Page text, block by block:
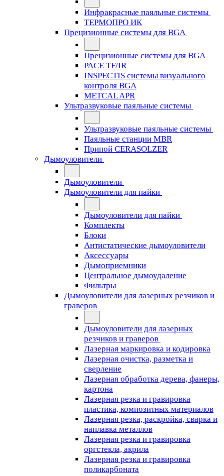
Инфракрасные паяльные системы
ТЕРМОПРО ИК
Прецизионные системы для BGA
Прецизионные системы для BGA
PACE TF/IR
INSPECTIS системы визуального
контроля BGA
METCAL APR
Ультразвуковые паяльные системы
Ультразвуковые паяльные системы
Паяльные станции MBR
Припой CERASOLZER
Дымоуловители
Дымоуловители
Дымоуловители для пайки
Дымоуловители для пайки
Комплекты
Блоки
Антистатические дымоуловители
Аксессуары
Дымоприемники
Центральное дымоудаление
Фильтры
Дымоуловители для лазерных резчиков и
граверов
Дымоуловители для лазерных
резчиков и граверов
Лазерная маркировка и кодировка
Лазерная очистка, разметка и
сверление
Лазерная обработка дерева, фанеры,
картона
Лазерная резка и гравировка
пластика, композитных материалов
Лазерная резка, раскройка, сварка и
наплавка металлов
Лазерная резка и гравировка
оргстекла, акрила
Лазерная резка и гравировка
поликарбоната